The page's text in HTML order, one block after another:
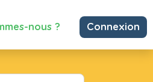
nous ? Connexion